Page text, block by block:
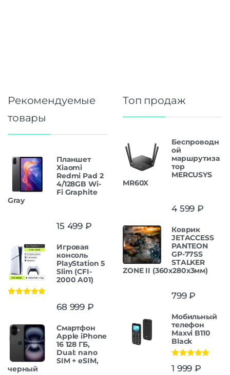
Рекомендуемые
товары
Планшет
Xiaomi
Redmi Pad 2
4/128GB Wi-
Fi Graphite
Gray
15 499 ₽
Игровая
консоль
PlayStation 5
Slim (CFI-
2000 A01)
68 999 ₽
Смартфон
Apple iPhone
16 128 ГБ,
Dual: nano
SIM + eSIM,
черный
Топ продаж
Беспроводн
ой
маршрутиза
тор
MERCUSYS
MR60X
4 599 ₽
Коврик
JETACCESS
PANTEON
GP-77SS
STALKER
ZONE II (360x280x3мм)
799₽
Мобильный
телефон
Maxvi B110
Black
из 5
1 999 ₽